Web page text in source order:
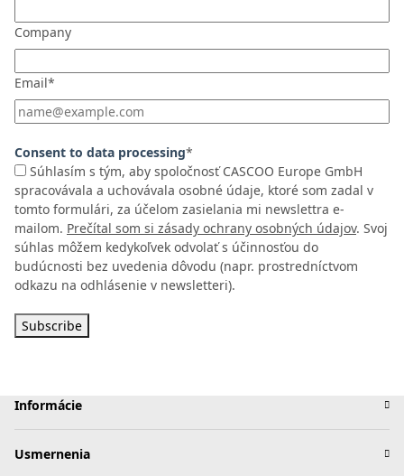
Company
Email*
Consent to data processing*
Súhlasím s tým, aby spoločnosť CASCOO Europe GmbH
spracovávala a uchovávala osobné údaje, ktoré som zadal v
tomto formulári, za účelom zasielania mi newslettra e-
mailom. Prečítal som si zásady ochrany osobných údajov. Svoj
súhlas môžem kedykoľvek odvolať s účinnosťou do
budúcnosti bez uvedenia dôvodu (napr. prostredníctvom
odkazu na odhlásenie v newsletteri).
Subscribe
Informácie
Usmernenia